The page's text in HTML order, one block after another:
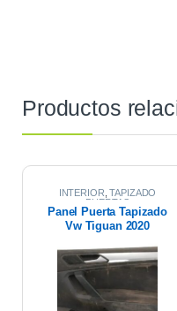
Productos
INTERIOR ,TAPIZADO
PUERTAS
Panel Puerta Tapizado
Vw Tiguan 2020